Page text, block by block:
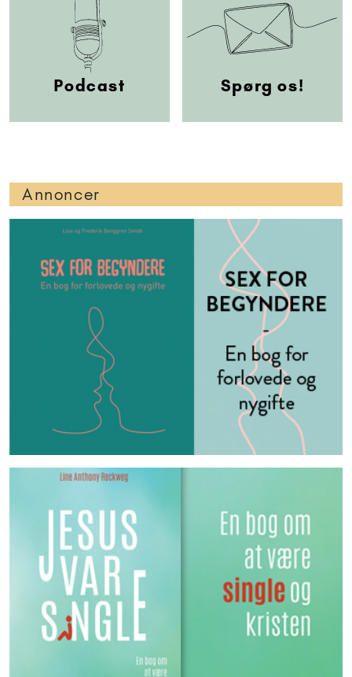
Podcast Spørg os!
Annoncer